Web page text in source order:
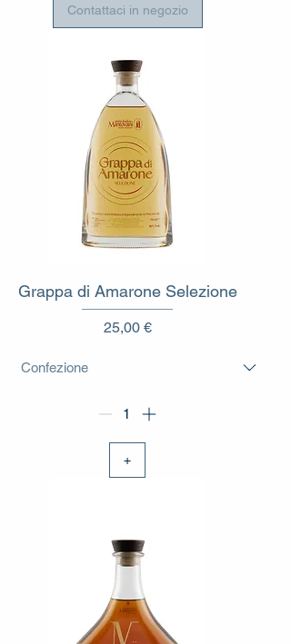
Contattaci in negozio
Grappa di Amarone Selezione
Prezzo
25,00 €
+